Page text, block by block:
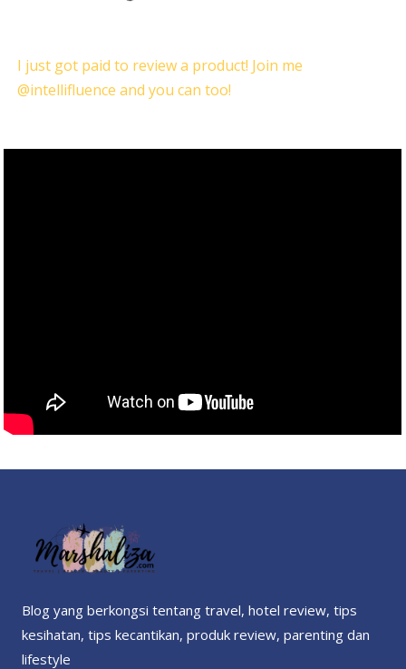
I just got paid to review a product! Join me
@intellifluence and you can too!
Blog yang berkongsi tentang travel, hotel review, tips
kesihatan, tips kecantikan, produk review, parenting dan
lifestyle